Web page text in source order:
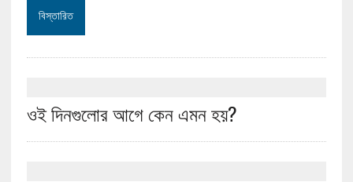
বিস্তারিত
ওই দিনগুলোর আগে কেন এমন হয়?